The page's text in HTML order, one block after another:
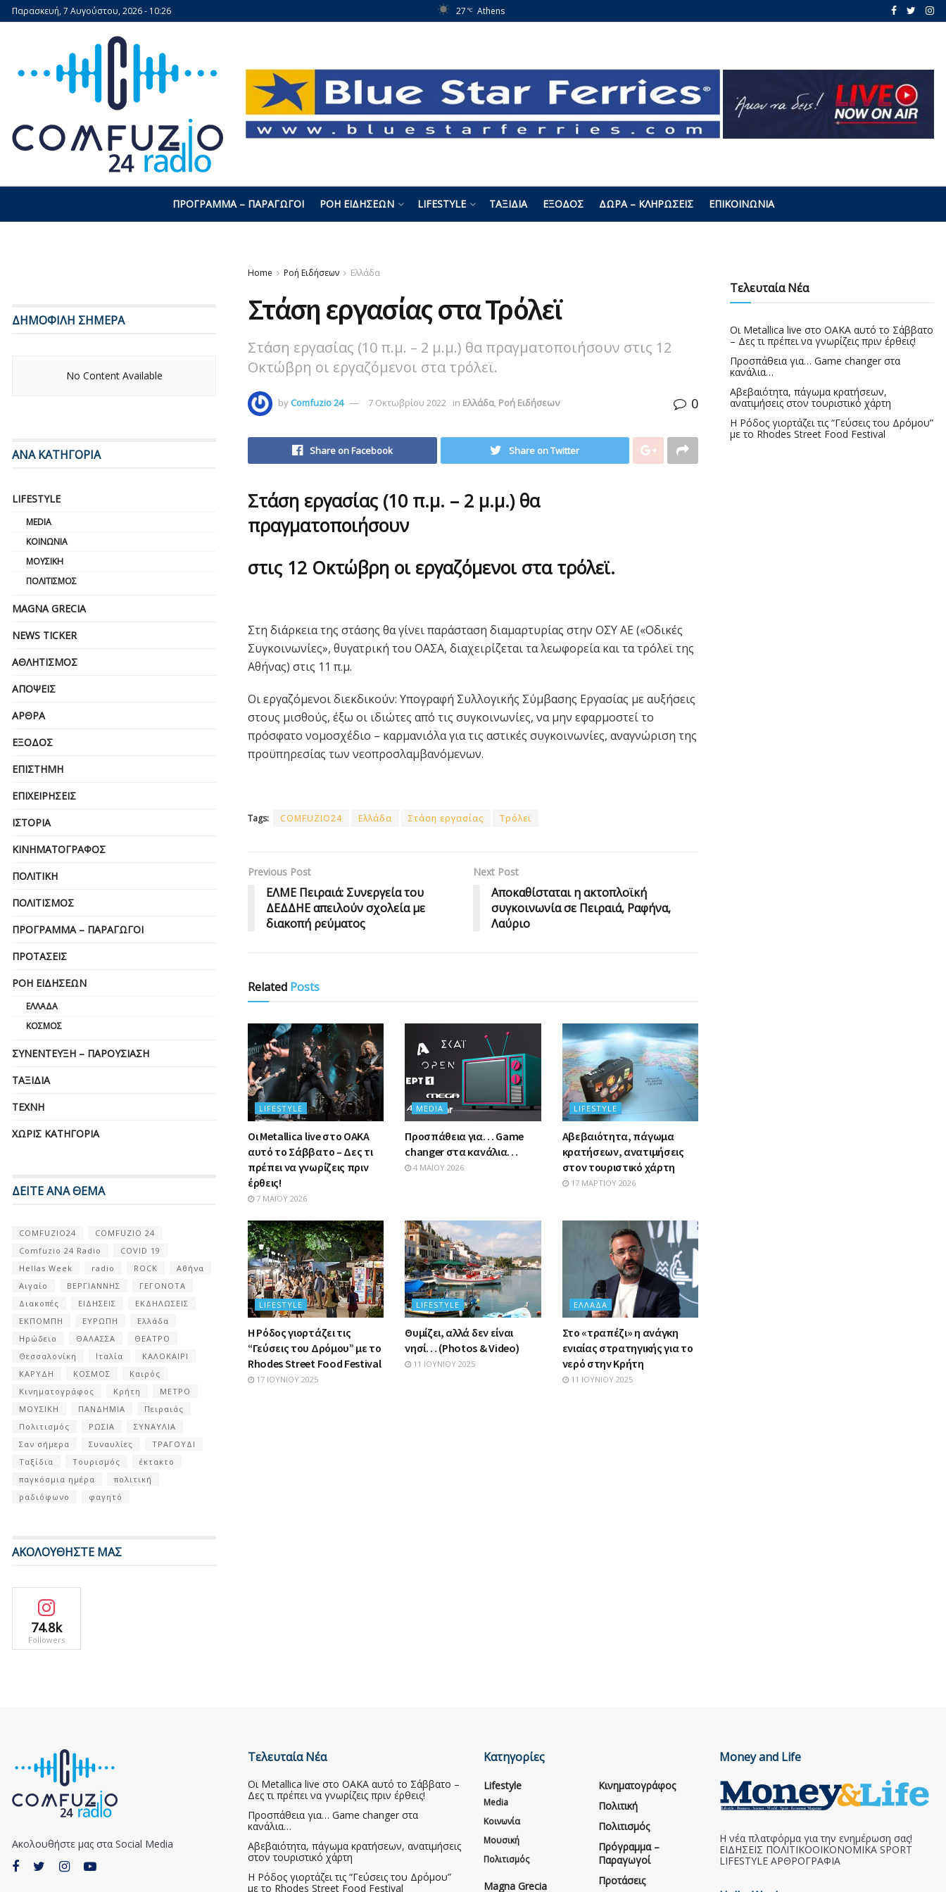
Παρασκευή, 7 Αυγούστου, 2026 - 10:26 27 °C Athens
ΠΡΌΓΡΑΜΜΑ – ΠΑΡΑΓΩΓΟΊ ΡΟΉ ΕΙΔΉΣΕΩΝ LIFESTYLE ΤΑΞΊΔΙΑ ΈΞΟΔΟΣ ΔΏΡΑ – ΚΛΗΡΏΣΕΙΣ ΕΠΙΚΟΙΝΩΝΊΑ
Home Ροή Ειδήσεων Ελλάδα
Στάση εργασίας στα Τρόλεϊ
Στάση εργασίας (10 π.μ. – 2 μ.μ.) θα πραγματοποιήσουν στις 12
Οκτώβρη οι εργαζόμενοι στα τρόλεϊ.
by Comfuzio 24 7 Οκτωβρίου 2022 in Ελλάδα, Ροή Ειδήσεων 0
Share on Facebook Share on Twitter
Στάση εργασίας (10 π.μ. – 2 μ.μ.) θα
πραγματοποιήσουν
στις 12 Οκτώβρη οι εργαζόμενοι στα τρόλεϊ.
Στη διάρκεια της στάσης θα γίνει παράσταση διαμαρτυρίας στην ΟΣΥ ΑΕ («Οδικές
Συγκοινωνίες», θυγατρική του ΟΑΣΑ, διαχειρίζεται τα λεωφορεία και τα τρόλεϊ της
Αθήνας) στις 11 π.μ.
Οι εργαζόμενοι διεκδικούν: Υπογραφή Συλλογικής Σύμβασης Εργασίας με αυξήσεις
στους μισθούς, έξω οι ιδιώτες από τις συγκοινωνίες, να μην εφαρμοστεί το
πρόσφατο νομοσχέδιο – καρμανιόλα για τις αστικές συγκοινωνίες, αναγνώριση της
προϋπηρεσίας των νεοπροσλαμβανόμενων.
Tags: COMFUZIO24 Ελλάδα Στάση εργασίας Τρόλεϊ
Previous Post
ΕΛΜΕ Πειραιά: Συνεργεία του
ΔΕΔΔΗΕ απειλούν σχολεία με
διακοπή ρεύματος
Next Post
Αποκαθίσταται η ακτοπλοϊκή
συγκοινωνία σε Πειραιά, Ραφήνα,
Λαύριο
Related Posts
LIFESTYLE
Οι Metallica live στο ΟΑΚΑ
αυτό το Σάββατο – Δες τι
πρέπει να γνωρίζεις πριν
έρθεις!
7 ΜΑΪ́ΟΥ 2026
MEDIA
Προσπάθεια για… Game
changer στα κανάλια…
4 ΜΑΪ́ΟΥ 2026
LIFESTYLE
Αβεβαιότητα, πάγωμα
κρατήσεων, ανατιμήσεις
στον τουριστικό χάρτη
17 ΜΑΡΤΊΟΥ 2026
LIFESTYLE
Η Ρόδος γιορτάζει τις
“Γεύσεις του Δρόμου” με το
Rhodes Street Food Festival
17 ΙΟΥΝΊΟΥ 2025
LIFESTYLE
Θυμίζει, αλλά δεν είναι
νησί… (Photos & Video)
11 ΙΟΥΝΊΟΥ 2025
ΕΛΛΆΔΑ
Στο «τραπέζι» η ανάγκη
ενιαίας στρατηγικής για το
νερό στην Κρήτη
11 ΙΟΥΝΊΟΥ 2025
ΔΗΜΟΦΙΛΗ ΣΗΜΕΡΑ
No Content Available
ΑΝΑ ΚΑΤΗΓΟΡΙΑ
LIFESTYLE
MEDIA
ΚΟΙΝΩΝΊΑ
ΜΟΥΣΙΚΉ
ΠΟΛΙΤΙΣΜΌΣ
MAGNA GRECIA
NEWS TICKER
ΑΘΛΗΤΙΣΜΌΣ
ΑΠΌΨΕΙΣ
ΆΡΘΡΑ
ΈΞΟΔΟΣ
ΕΠΙΣΤΉΜΗ
ΕΠΙΧΕΙΡΗΣΕΙΣ
ΙΣΤΟΡΊΑ
ΚΙΝΗΜΑΤΟΓΡΆΦΟΣ
ΠΟΛΙΤΙΚΉ
ΠΟΛΙΤΙΣΜΌΣ
ΠΡΌΓΡΑΜΜΑ – ΠΑΡΑΓΩΓΟΊ
ΠΡΟΤΆΣΕΙΣ
ΡΟΉ ΕΙΔΉΣΕΩΝ
ΕΛΛΆΔΑ
ΚΌΣΜΟΣ
ΣΥΝΈΝΤΕΥΞΗ – ΠΑΡΟΥΣΊΑΣΗ
ΤΑΞΊΔΙΑ
ΤΈΧΝΗ
ΧΩΡΊΣ ΚΑΤΗΓΟΡΊΑ
ΔΕΙΤΕ ΑΝΑ ΘΕΜΑ
COMFUZIO24
COMFUZIO 24
Comfuzio 24 Radio
COVID 19
Hellas Week
radio ROCK
Αθήνα
Αιγαίο
ΒΕΡΓΙΑΝΝΗΣ
ΓΕΓΟΝΟΤΑ
Διακοπές
ΕΙΔΗΣΕΙΣ
ΕΚΔΗΛΩΣΕΙΣ
ΕΚΠΟΜΠΗ
ΕΥΡΩΠΗ
Ελλάδα
Ηρώδειο
ΘΑΛΑΣΣΑ
ΘΕΑΤΡΟ
Θεσσαλονίκη
Ιταλία
ΚΑΛΟΚΑΙΡΙ
ΚΑΡΥΔΗ
ΚΟΣΜΟΣ
Καιρός
Κινηματογράφος
Κρήτη
ΜΕΤΡΟ
ΜΟΥΣΙΚΗ
ΠΑΝΔΗΜΙΑ
Πειραιάς
Πολιτισμός
ΡΩΣΙΑ
ΣΥΝΑΥΛΙΑ
Σαν σήμερα
Συναυλίες
ΤΡΑΓΟΥΔΙ
Ταξίδια
Τουρισμός
έκτακτο
παγκόσμια ημέρα
πολιτική
ραδιόφωνο
φαγητό
ΑΚΟΛΟΥΘΗΣΤΕ ΜΑΣ
74.8k
Followers
Τελευταία Νέα
Οι Metallica live στο ΟΑΚΑ αυτό το Σάββατο
– Δες τι πρέπει να γνωρίζεις πριν έρθεις!
Προσπάθεια για… Game changer στα
κανάλια…
Αβεβαιότητα, πάγωμα κρατήσεων,
ανατιμήσεις στον τουριστικό χάρτη
Η Ρόδος γιορτάζει τις “Γεύσεις του Δρόμου”
με το Rhodes Street Food Festival
Ακολουθήστε μας στα Social Media
Τελευταία Νέα
Οι Metallica live στο ΟΑΚΑ αυτό το Σάββατο –
Δες τι πρέπει να γνωρίζεις πριν έρθεις!
Προσπάθεια για… Game changer στα
κανάλια…
Αβεβαιότητα, πάγωμα κρατήσεων, ανατιμήσεις
στον τουριστικό χάρτη
Η Ρόδος γιορτάζει τις “Γεύσεις του Δρόμου”
με το Rhodes Street Food Festival
Κατηγορίες
Lifestyle
Media
Κοινωνία
Μουσική
Πολιτισμός
Magna Grecia
Κινηματογράφος
Πολιτική
Πολιτισμός
Πρόγραμμα –
Παραγωγοί
Προτάσεις
Money and Life
Η νέα πλατφόρμα για την ενημέρωση σας!
ΕΙΔΗΣΕΙΣ ΠΟΛΙΤΙΚΟΟΙΚΟΝΟΜΙΚΑ SPORT
LIFESTYLE ΑΡΘΡΟΓΡΑΦΙΑ